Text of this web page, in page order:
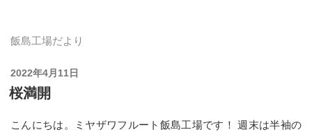
飯島工場だより
投
稿
2022年4月11日
桜満開
こんにちは。ミヤザワフルート飯島工場です！ 週末は半袖の